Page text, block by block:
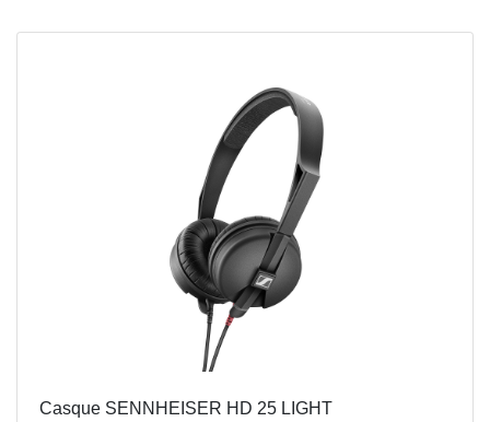
Casque SENNHEISER HD 25 LIGHT